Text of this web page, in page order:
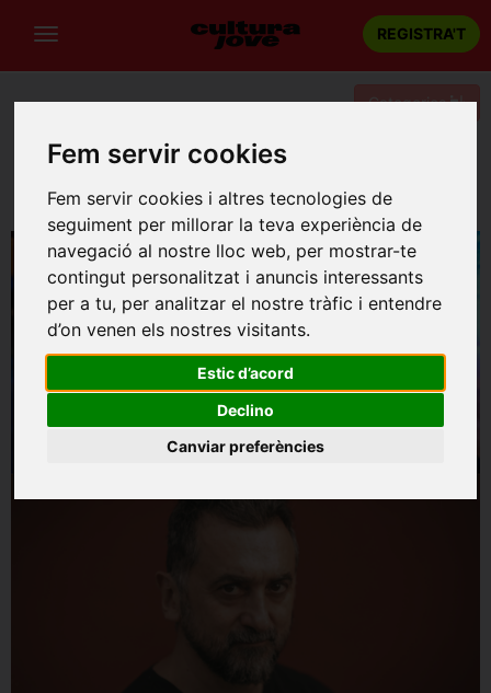
Fem servir cookies
Fem servir cookies i altres tecnologies de
seguiment per millorar la teva experiència de
navegació al nostre lloc web, per mostrar-te
contingut personalitzat i anuncis interessants
per a tu, per analitzar el nostre tràfic i entendre
d’on venen els nostres visitants.
Estic d’acord
Declino
Canviar preferències
REGISTRA'T
Categories
Portada Música
Barcelona
Ventura